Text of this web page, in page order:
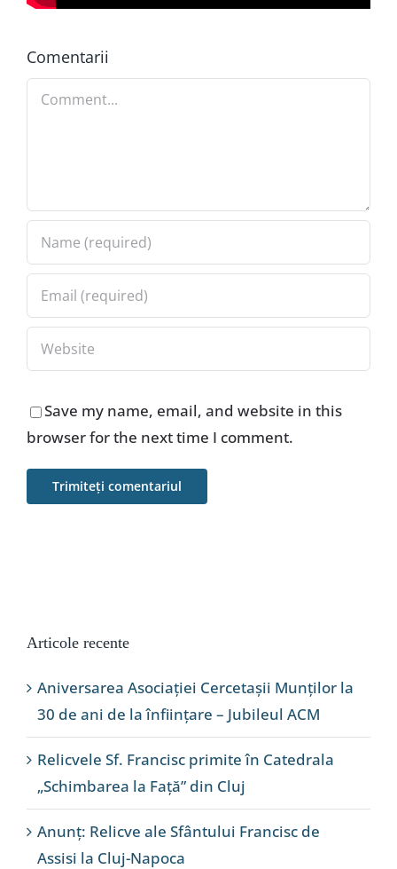
Comentarii
Comment
Save my name, email, and website in this
browser for the next time I comment.
Articole recente
Aniversarea Asociației Cercetașii Munților la
30 de ani de la înființare – Jubileul ACM
Relicvele Sf. Francisc primite în Catedrala
„Schimbarea la Față” din Cluj
Anunț: Relicve ale Sfântului Francisc de
Assisi la Cluj-Napoca